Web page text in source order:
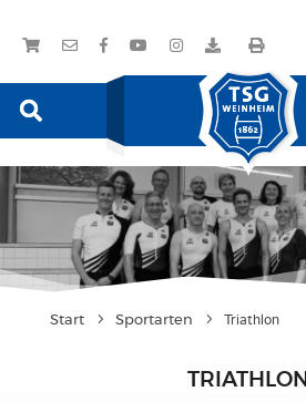
Start Sportarten Triathlon
TRIATHLON